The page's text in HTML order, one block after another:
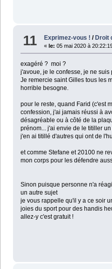
11 Exprimez-vous ! / Droit
« le: 05 mai 2020 à
exagéré ? moi ?
j'avoue, je le confesse, je ne
Je remercie saint Gilles tous les
horrible besogne.
pour le reste, quand Farid (c'est
confession, j'ai jamais réussi à
désagréable ou à côté de la
prénom... j'ai envie de le titiller
j'en ai titillé d'autres qui ont de
et comme Stefane et 20100 ne
mon corps pour les défendre
Sinon puisque personne n'a
un autre sujet
je vous rappelle qu'il y a ce soir
joies du sport pour des handis
allez-y c'est gratuit !